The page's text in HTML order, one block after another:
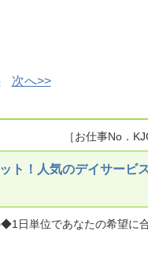
次へ>>
［お仕事No．
ト！人気のデイサービ
日単位であなたの希望に